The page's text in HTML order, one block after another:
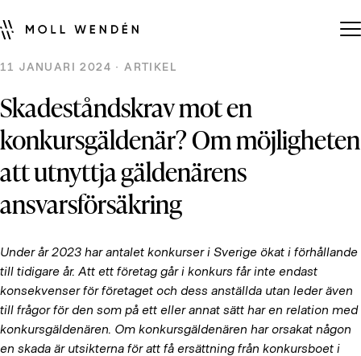
11 JANUARI 2024 · ARTIKEL
Skadeståndskrav mot en
konkursgäldenär? Om möjligheten
att utnyttja gäldenärens
ansvarsförsäkring
Under år 2023 har antalet konkurser i Sverige ökat i förhållande
till tidigare år. Att ett företag går i konkurs får inte endast
konsekvenser för företaget och dess anställda utan leder även
till frågor för den som på ett eller annat sätt har en relation med
konkursgäldenären. Om konkursgäldenären har orsakat någon
en skada är utsikterna för att få ersättning från konkursboet i